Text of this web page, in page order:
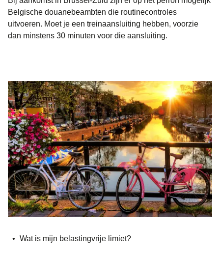
Belgische douanebeambten die routinecontroles
uitvoeren. Moet je een treinaansluiting hebben, voorzie
dan minstens 30 minuten voor die aansluiting.
Wat is mijn belastingvrije limiet?